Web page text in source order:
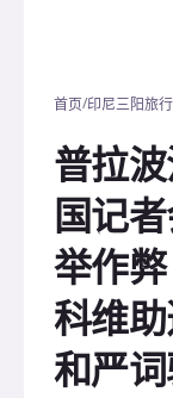
首页/印尼三阳旅
普拉
国记
举作
科维
和严